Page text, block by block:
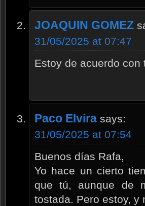
JOAQUIN GOMEZ
31/05/2025 at 07:47
Estoy de acuerdo
Paco Elvira says:
31/05/2025 at 07:54
Buenos días Rafa,
Yo hace un cierto
que tú, aunque de
tostada. Pero estoy, y